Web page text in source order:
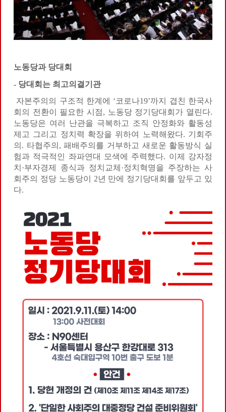
노동당과 당대회
- 당대회는 최고의결기관
자본주의의 구조적 한계에 ‘코로나19’까지 겹친 한국사
회의 전환이 필요한 시점, 노동당 정기당대회가 열린다.
노동당은 여러 난관을 극복하고 조직 안정화와 활동성
제고 그리고 정치력 확장을 위하여 노력해왔다. 기회주
의. 타협주의, 패배주의를 거부하고 새로운 활동방식 실
험과 적극적인 좌파연대 모색에 주력했다. 이제 강자정
치·부자경제 종식과 정치교체·정치혁명을 주장하는 사
회주의 정당 노동당이 2년 만에 정기당대회를 앞두고 있
다.